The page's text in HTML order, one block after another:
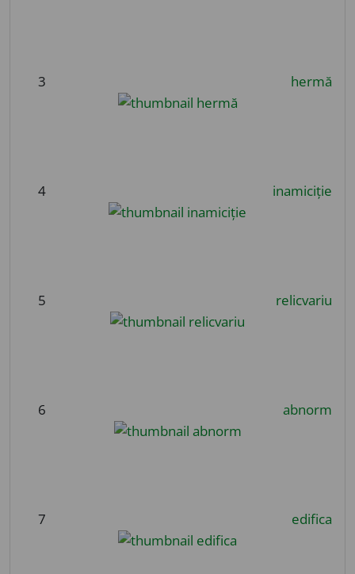
3 hermă
4 inamiciție
5 relicvariu
6 abnorm
7 edifica